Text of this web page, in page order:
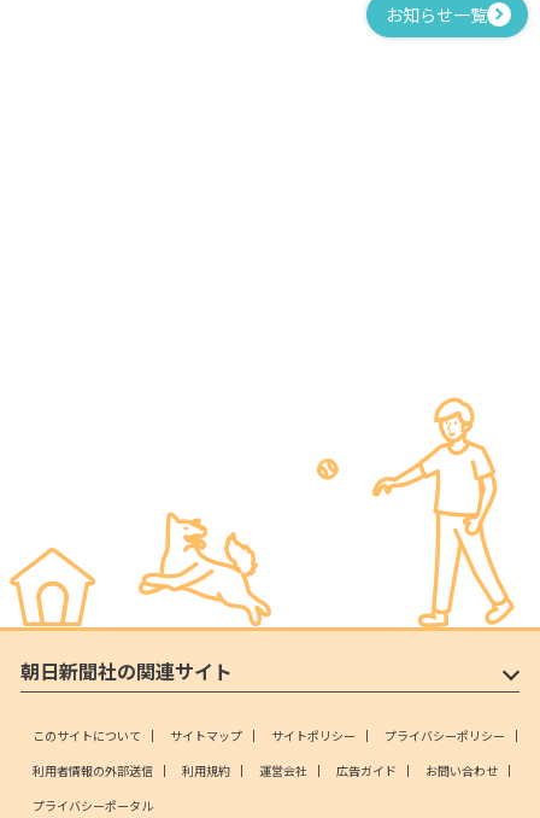
お知らせ一覧
朝日新聞社の関連サイト
このサイトについて サイトマップ サイトポリシー
プライバシーポリシー
利用者情報の外部送信
利用規約 運営会社 広告ガイド
お問い合わせ
プライバシーポータル